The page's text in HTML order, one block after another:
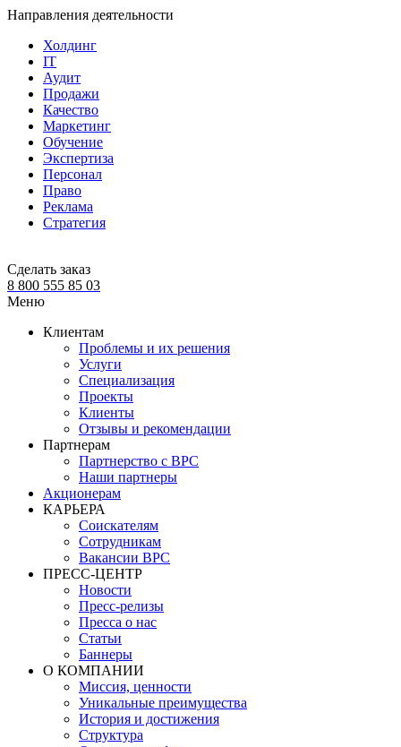
Направления деятельности
Холдинг
IT
Аудит
Продажи
Качество
Маркетинг
Обучение
Экспертиза
Персонал
Право
Реклама
Стратегия
Сделать заказ
8 800 555 85 03
Меню
Клиентам
Проблемы и их решения
Услуги
Специализация
Проекты
Клиенты
Отзывы и рекомендации
Партнерам
Партнерство с BPC
Наши партнеры
Акционерам
КАРЬЕРА
Соискателям
Сотрудникам
Вакансии BPC
ПРЕСС-ЦЕНТР
Новости
Пресс-релизы
Пресса о нас
Статьи
Баннеры
О КОМПАНИИ
Миссия, ценности
Уникальные преимущества
История и достижения
Структура